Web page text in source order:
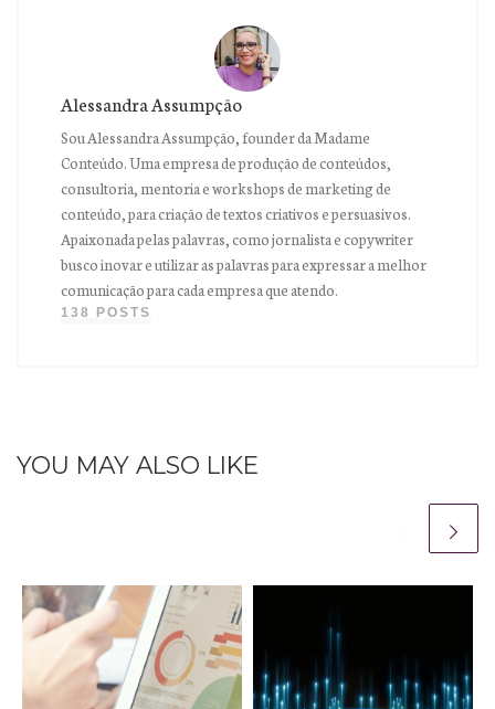
Alessandra Assumpção
Sou Alessandra Assumpção, founder da Madame
Conteúdo. Uma empresa de produção de conteúdos,
consultoria, mentoria e workshops de marketing de
conteúdo, para criação de textos criativos e persuasivos.
Apaixonada pelas palavras, como jornalista e copywriter
busco inovar e utilizar as palavras para expressar a melhor
comunicação para cada empresa que atendo.
138 POSTS
YOU MAY ALSO LIKE